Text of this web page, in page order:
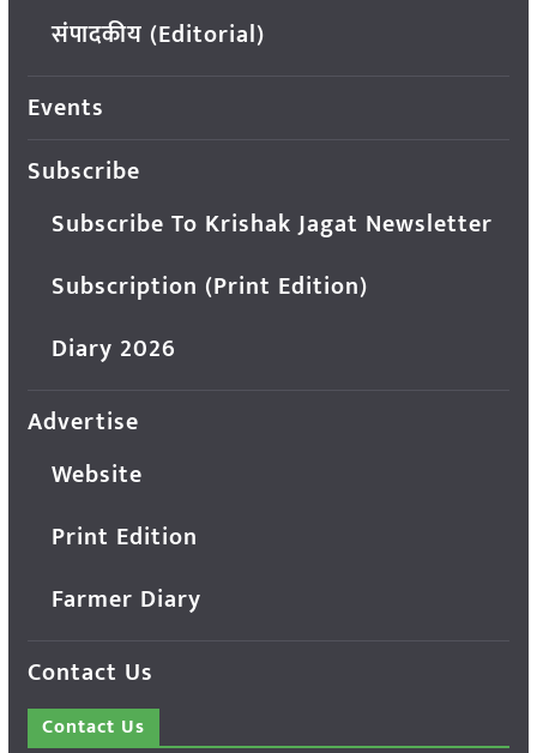
संपादकीय (Editorial)
Events
Subscribe
Subscribe To Krishak Jagat Newsletter
Subscription (Print Edition)
Diary 2026
Advertise
Website
Print Edition
Farmer Diary
Contact Us
Contact Us